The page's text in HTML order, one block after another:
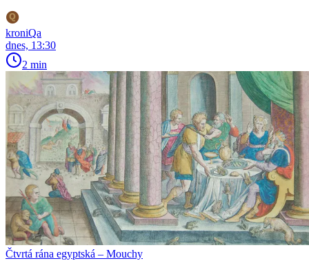
kroniQa
dnes, 13:30
2 min
Čtvrtá rána egyptská – Mouchy